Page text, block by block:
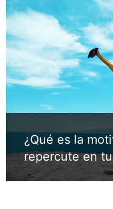
¿Qué es la
repercute en